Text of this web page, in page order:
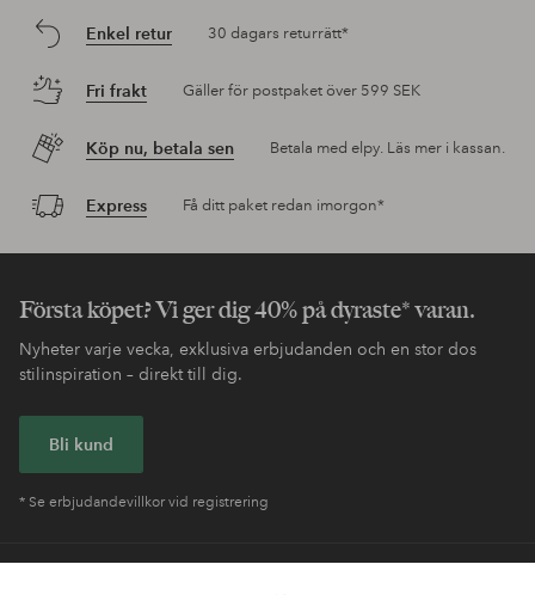
Enkel retur 30 dagars returrätt*
Fri frakt Gäller för postpaket över 599 SEK
Köp nu, betala sen Betala med elpy. Läs mer i kassan.
Express Få ditt paket redan imorgon*
Första köpet? Vi ger dig 40% på dyraste* varan.
Nyheter varje vecka, exklusiva erbjudanden och en stor dos
stilinspiration – direkt till dig.
Bli kund
* Se erbjudandevillkor vid registrering